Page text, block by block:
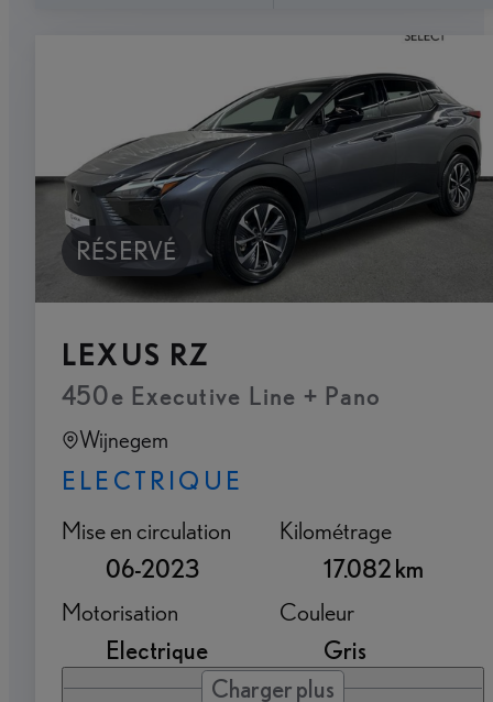
RÉSERVÉ
LEXUS RZ
450e Executive Line + Pano
Wijnegem
ELECTRIQUE
Mise en circulation
06-2023
Kilométrage
17.082 km
Motorisation
Electrique
Couleur
Gris
Charger plus